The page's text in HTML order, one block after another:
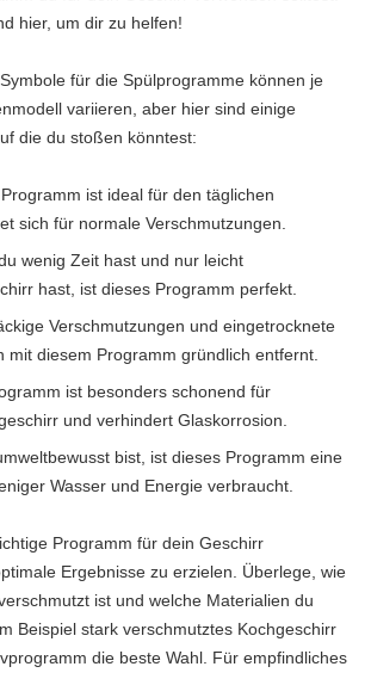
hier, um dir zu helfen!
für die Spülprogramme können je
variieren, aber hier sind einige
die du stoßen könntest:
ist ideal für den täglichen
sich für normale Verschmutzungen.
wenig Zeit hast und nur leicht
hast, ist dieses Programm perfekt.
Verschmutzungen und eingetrocknete
mit diesem Programm gründlich entfernt.
ist besonders schonend für
und verhindert Glaskorrosion.
bist, ist dieses Programm eine
Wasser und Energie verbraucht.
Programm für dein Geschirr
Ergebnisse zu erzielen. Überlege, wie
ist und welche Materialien du
Beispiel stark verschmutztes Kochgeschirr
die beste Wahl. Für empfindliches